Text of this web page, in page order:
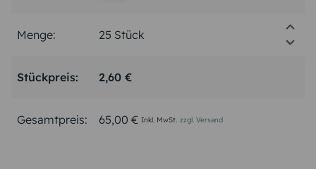
Menge:
Stückpreis: 2,60 €
Gesamtpreis: 65,00 € Inkl. MwSt. zzgl. Versand